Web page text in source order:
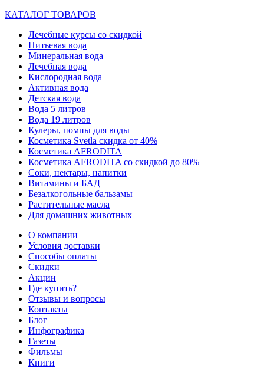
КАТАЛОГ ТОВАРОВ
Лечебные курсы со скидкой
Питьевая вода
Минеральная вода
Лечебная вода
Кислородная вода
Активная вода
Детская вода
Вода 5 литров
Вода 19 литров
Кулеры, помпы для воды
Косметика Svetla скидка от 40%
Косметика AFRODITA
Косметика AFRODITA со скидкой до 80%
Соки, нектары, напитки
Витамины и БАД
Безалкогольные бальзамы
Растительные масла
Для домашних животных
О компании
Условия доставки
Способы оплаты
Скидки
Акции
Где купить?
Отзывы и вопросы
Контакты
Блог
Инфографика
Газеты
Фильмы
Книги